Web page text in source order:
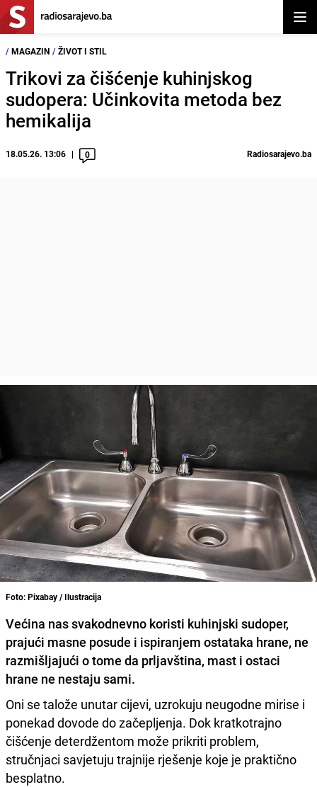
/ MAGAZIN / ŽIVOT I STIL
Trikovi za čišćenje kuhinjskog
sudopera: Učinkovita metoda bez
hemikalija
18.05.26. 13:06 0 Radiosarajevo.ba
Foto: Pixabay / Ilustracija
Većina nas svakodnevno koristi kuhinjski sudoper,
prajući masne posude i ispiranjem ostataka hrane, ne
razmišljajući o tome da prljavština, mast i ostaci
hrane ne nestaju sami.
Oni se talože unutar cijevi, uzrokuju neugodne mirise i
ponekad dovode do začepljenja. Dok kratkotrajno
čišćenje deterdžentom može prikriti problem,
stručnjaci savjetuju trajnije rješenje koje je praktično
besplatno.